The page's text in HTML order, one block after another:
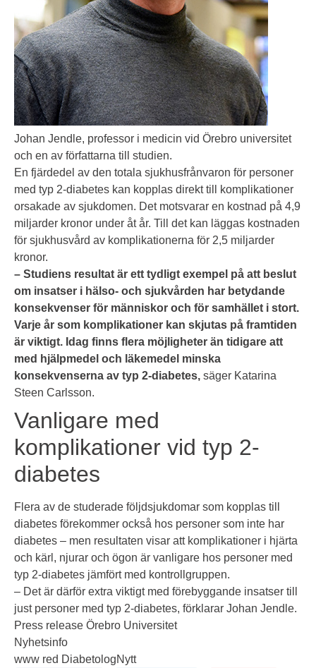
Johan Jendle, professor i medicin vid Örebro universitet
och en av författarna till studien.
En fjärdedel av den totala sjukhusfrånvaron för personer
med typ 2-diabetes kan kopplas direkt till komplikationer
orsakade av sjukdomen. Det motsvarar en kostnad på 4,9
miljarder kronor under åt år. Till det kan läggas kostnaden
för sjukhusvård av komplikationerna för 2,5 miljarder
kronor.
– Studiens resultat är ett tydligt exempel på att beslut
om insatser i hälso- och sjukvården har betydande
konsekvenser för människor och för samhället i stort.
Varje år som komplikationer kan skjutas på framtiden
är viktigt. Idag finns flera möjligheter än tidigare att
med hjälpmedel och läkemedel minska
konsekvenserna av typ 2-diabetes, säger Katarina
Steen Carlsson.
Vanligare med
komplikationer vid typ 2-
diabetes
Flera av de studerade följdsjukdomar som kopplas till
diabetes förekommer också hos personer som inte har
diabetes – men resultaten visar att komplikationer i hjärta
och kärl, njurar och ögon är vanligare hos personer med
typ 2-diabetes jämfört med kontrollgruppen.
– Det är därför extra viktigt med förebyggande insatser till
just personer med typ 2-diabetes, förklarar Johan Jendle.
Press release Örebro Universitet
Nyhetsinfo
www red DiabetologNytt